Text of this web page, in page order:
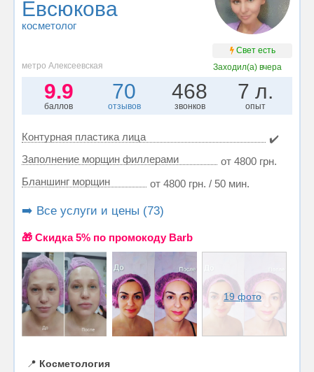
Евсюкова
косметолог
Свет есть
метро Алексеевская
Заходил(а) вчера
9.9
баллов
70
отзывов
468
звонков
7 л.
опыт
Контурная пластика лица
✔️
Заполнение морщин филлерами
от 4800 грн.
Бланшинг морщин
от 4800 грн. / 50 мин.
➡️ Все услуги и цены (73)
🎁 Cкидка 5% по промокоду Barb
19 фото
📍 Косметология